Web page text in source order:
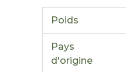
Poids
Pays
d'origine